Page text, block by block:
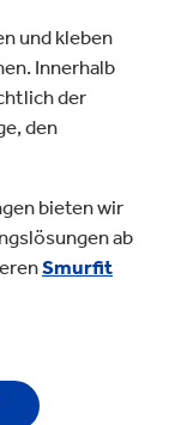
und kleben
Innerhalb
der
den
bieten wir
ab
Smurfit